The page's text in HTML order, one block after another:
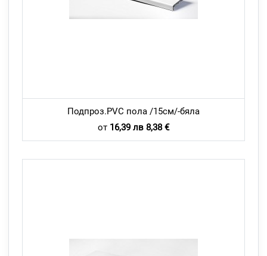
Подпроз.PVC пола /15см/-бяла
от 16,39 лв 8,38 €